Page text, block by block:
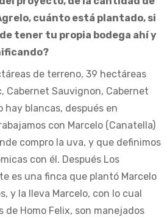
cuánto está plantado, si
tener tu propia bodega ahí y
de terreno, 39 hectáreas
Cabernet Sauvignon, Cabernet
hay blancas, después en
con Marcelo (Canatella)
compro la uva, y que definimos
con él. Después Los
es una finca que plantó Marcelo
y la lleva Marcelo, con lo cual
de Homo Felix, son manejados